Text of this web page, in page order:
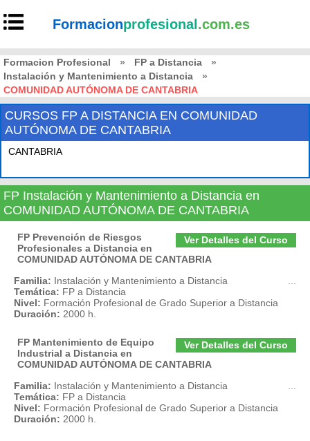
Formacionprofesional .com.es
Formacion Profesional » FP a Distancia
»
Instalación y Mantenimiento a Distancia
»
COMUNIDAD AUTÓNOMA DE CANTABRIA
CURSOS FP A DISTANCIA EN COMUNIDAD
AUTÓNOMA DE CANTABRIA
CANTABRIA
FP Instalación y Mantenimiento a Distancia en
COMUNIDAD AUTÓNOMA DE CANTABRIA
Ver Detalles del Curso
FP Prevención de Riesgos
Profesionales a Distancia en
COMUNIDAD AUTÓNOMA DE CANTABRIA
Familia: Instalación y Mantenimiento a Distancia
Temática: FP a Distancia
Nivel: Formación Profesional de Grado Superior a Distancia
Duración: 2000 h.
Ver Detalles del Curso
FP Mantenimiento de Equipo
Industrial a Distancia en
COMUNIDAD AUTÓNOMA DE CANTABRIA
Familia: Instalación y Mantenimiento a Distancia
Temática: FP a Distancia
Nivel: Formación Profesional de Grado Superior a Distancia
Duración: 2000 h.